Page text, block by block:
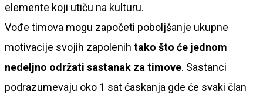
elemente koji utiču na kulturu.
Vođe timova mogu započeti poboljšanje ukupne
motivacije svojih zapolenih tako što će jednom
nedeljno održati sastanak za timove. Sastanci
podrazumevaju oko 1 sat ćaskanja gde će svaki član